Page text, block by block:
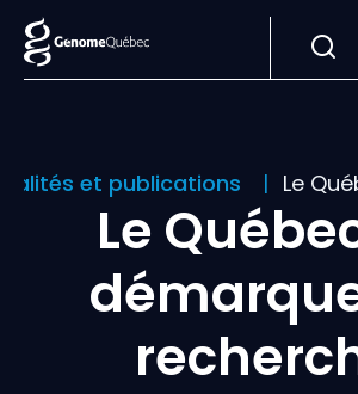
et publications Le
Le